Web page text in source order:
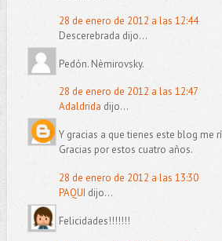
28 de enero de 2012 a las 12:44
Descerebrada dijo...
Pedón. Nèmirovsky.
28 de enero de 2012 a las 12:47
Adaldrida dijo...
Y gracias a que tienes este blog me
Gracias por estos cuatro años.
28 de enero de 2012 a las 13:30
PAQUI dijo...
Felicidades!!!!!!!